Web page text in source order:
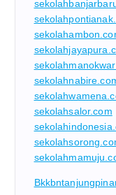
sekolahsalor.com